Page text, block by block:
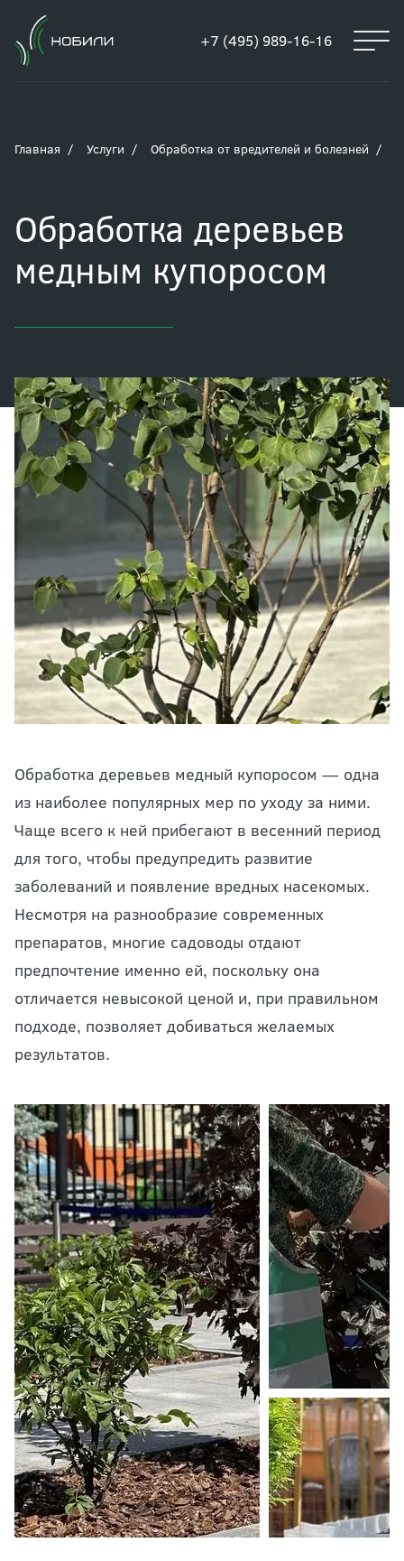
+7 (495) 989-16-16
Главная Услуги Обработка от вредителей и болезней
Обработка деревьев
медным купоросом
Обработка деревьев медный купоросом — одна
из наиболее популярных мер по уходу за ними.
Чаще всего к ней прибегают в весенний период
для того, чтобы предупредить развитие
заболеваний и появление вредных насекомых.
Несмотря на разнообразие современных
препаратов, многие садоводы отдают
предпочтение именно ей, поскольку она
отличается невысокой ценой и, при правильном
подходе, позволяет добиваться желаемых
результатов.